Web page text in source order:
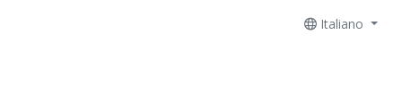
Italiano